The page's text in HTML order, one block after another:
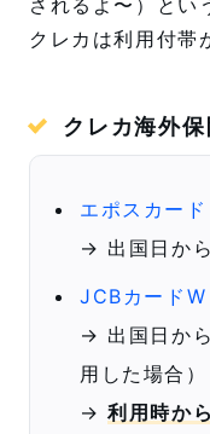
クレカは利用付帯
クレカ海外
エポスカード
→ 出国日か
JCBカードW
→ 出国日か
用した場合）
→利用時か